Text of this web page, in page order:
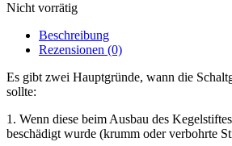
Nicht vorrätig
Beschreibung
Rezensionen (0)
Es gibt zwei Hauptgründe, wann die
sollte:
1. Wenn diese beim Ausbau des
beschädigt wurde (krumm oder verbohrte